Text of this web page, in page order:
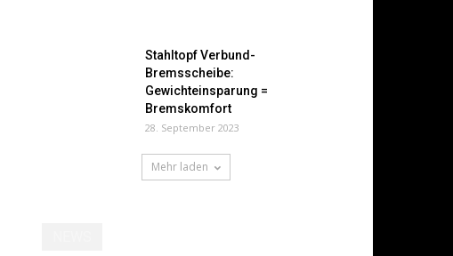
Stahltopf Verbund-
Bremsscheibe:
Gewichteinsparung =
Bremskomfort
28. September 2023
Mehr laden